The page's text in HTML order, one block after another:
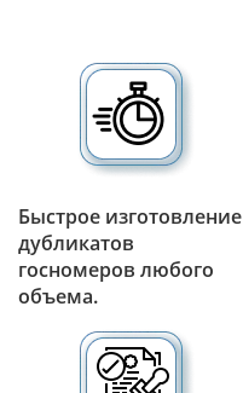
Быстрое изготовление
дубликатов
госномеров любого
объема.